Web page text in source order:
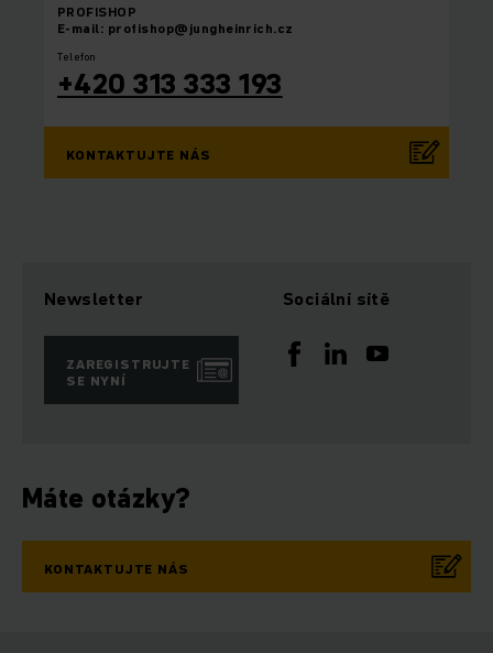
PROFISHOP
E-mail: profishop@jungheinrich.cz
Telefon
+420 313 333 193
KONTAKTUJTE NÁS
Newsletter
ZAREGISTRUJTE
SE NYNÍ
Sociální sítě
Máte otázky?
KONTAKTUJTE NÁS